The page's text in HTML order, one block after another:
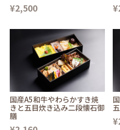
¥2,500
国産A5和牛やわらかすき焼
きと五目炊き込み二段懐石御
膳